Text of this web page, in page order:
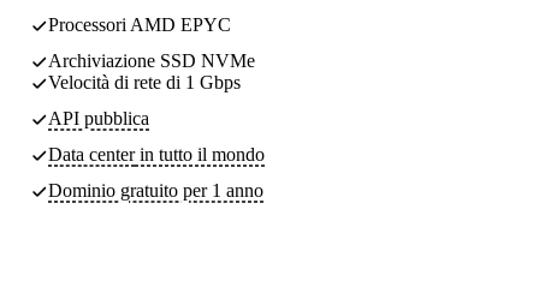
Processori AMD EPYC
Archiviazione SSD NVMe
Velocità di rete di 1 Gbps
API pubblica
Data centerin tutto il mondo
Dominio gratuito per 1 anno